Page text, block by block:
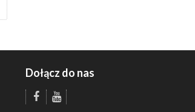
Dołącz do nas